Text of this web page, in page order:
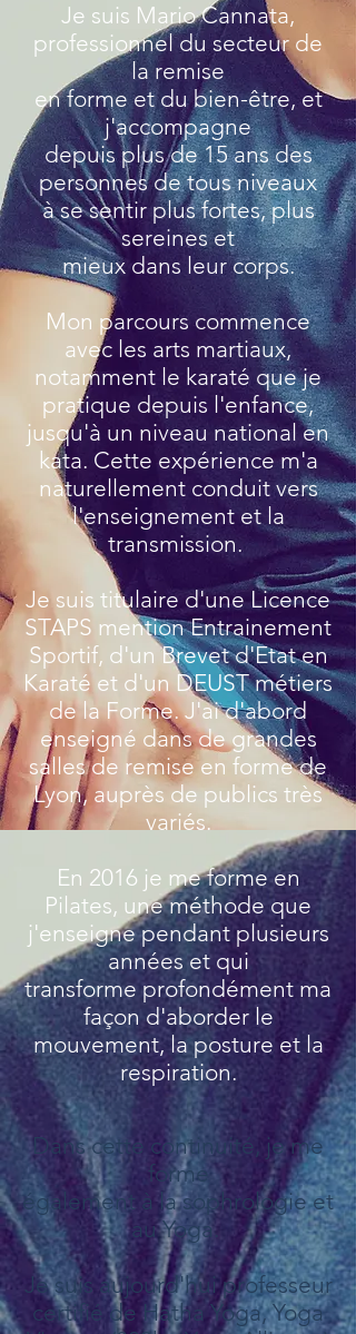
Je suis Mario Cannata,
professionnel du secteur de
la remise
en forme et du bien-être, et
j'accompagne
depuis plus de 15 ans des
personnes de tous niveaux
à se sentir plus fortes, plus
sereines et
mieux dans leur corps.
Mon parcours commence
avec les arts martiaux,
notamment le karaté que je
pratique depuis l'enfance,
jusqu'à un niveau national en
kata. Cette expérience m'a
naturellement conduit vers
l'enseignement et la
transmission.
Je suis titulaire d'une Licence
STAPS mention Entrainement
Sportif, d'un Brevet d'Etat en
Karaté et d'un DEUST métiers
de la Forme. J'aid'abord
enseigné dans de grandes
salles de remise en forme de
Lyon, auprès de publics très
variés.
En 2016 je me forme en
Pilates, une méthode que
j'enseigne pendant plusieurs
années et qui
transforme profondément ma
façon d'aborder le
mouvement, la posture et la
respiration.
Dans cette continuité, je me
forme
également à la sophrologie et
au Yoga.
Je suis aujourd'hui professeur
certifié de Hatha Yoga, Yoga